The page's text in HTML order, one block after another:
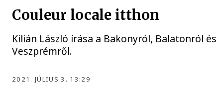
Couleur locale itthon
Kilián László írása a Bakonyról, Balatonról és
Veszprémről.
2021. JÚLIUS 3. 13:29